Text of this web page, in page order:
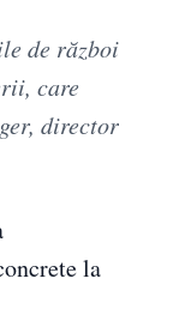
de război
care
director
la